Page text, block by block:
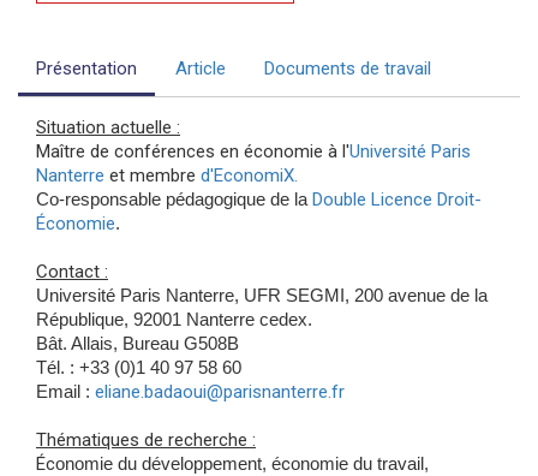
Présentation Article Documents de travail
Situation actuelle :
Maître de conférences en économie à l'Université Paris
Nanterre et membre d'EconomiX.
Co-responsable pédagogique de la Double Licence Droit-
Économie.
Contact :
Université Paris Nanterre, UFR SEGMI, 200 avenue de la
République, 92001 Nanterre cedex.
Bât. Allais, Bureau G508B
Tél. : +33 (0)1 40 97 58 60
Email : eliane.badaoui@parisnanterre.fr
Thématiques de recherche :
Économie du développement, économie du travail,